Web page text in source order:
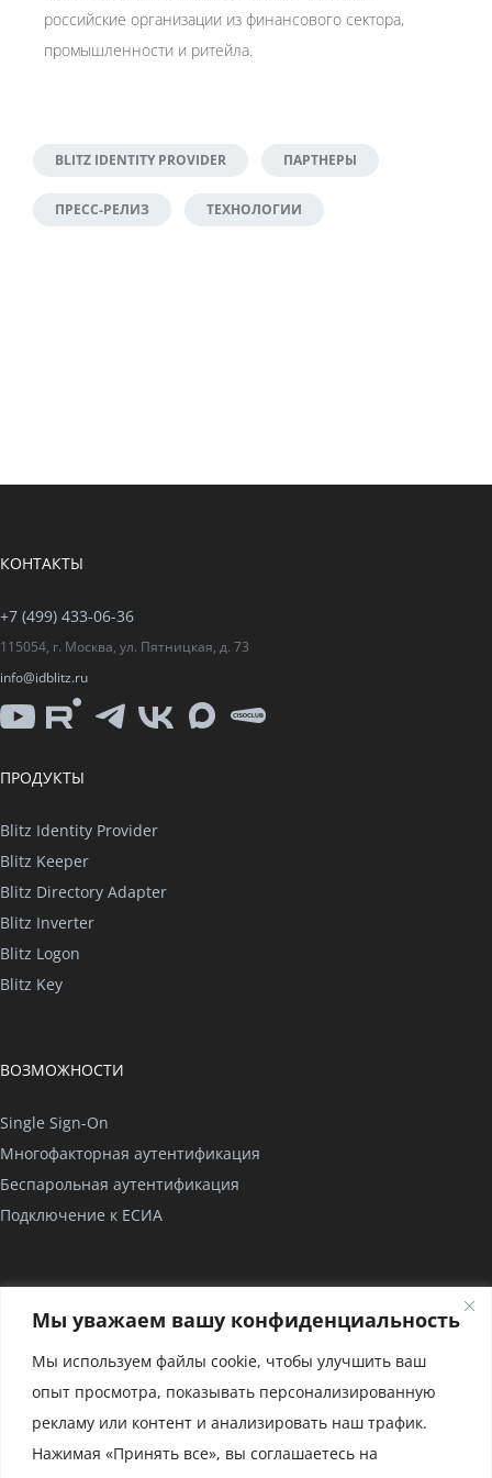
Мы уважаем вашу конфиденциальность
Мы используем файлы cookie, чтобы улучшить ваш
опыт просмотра, показывать персонализированную
рекламу или контент и анализировать наш трафик.
Нажимая «Принять все», вы соглашаетесь на
российские организации из финансового сектора,
промышленности и ритейла.
BLITZ IDENTITY PROVIDER ПАРТНЕРЫ
ПРЕСС-РЕЛИЗ ТЕХНОЛОГИИ
КОНТАКТЫ
+7 (499) 433-06-36
115054, г. Москва, ул. Пятницкая, д. 73
info@idblitz.ru
YouTubeRutubeTelegram
VK Max
CISO
ПРОДУКТЫ
Blitz Identity Provider
Blitz Keeper
Blitz Directory Adapter
Blitz Inverter
Blitz Logon
Blitz Key
ВОЗМОЖНОСТИ
Single Sign-On
Многофакторная аутентификация
Беспарольная аутентификация
Подключение к ЕСИА
О нас
Сертификаты